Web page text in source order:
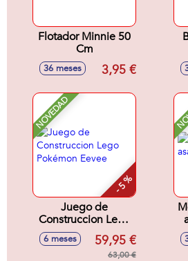
Flotador Minnie 50
Cm
36 meses 3,95 €
NOVEDAD
- 5 %
Juego de
Construccion Lego
Pokémon Eevee
6 meses 59,95 €
63,00 €